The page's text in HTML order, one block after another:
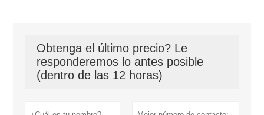
Obtenga el último precio? Le
responderemos lo antes posible
(dentro de las 12 horas)